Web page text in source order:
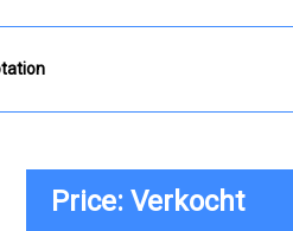
Price: Verkocht